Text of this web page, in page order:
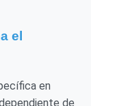
el
en
de